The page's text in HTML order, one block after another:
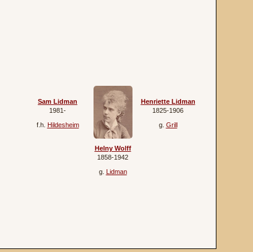
Sam Lidman
1981‐
f.h. Hildesheim
Helny Wolff
1858‐1942
g. Lidman
Henriette Lidman
1825‐1906
g. Grill